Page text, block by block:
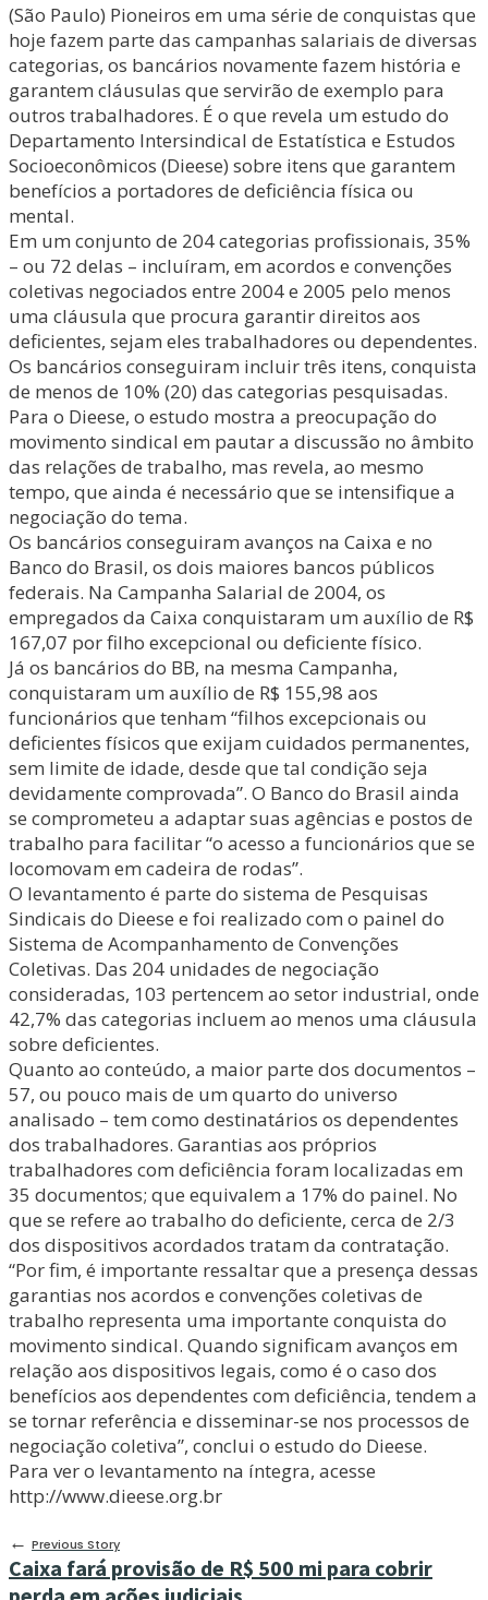
(São Paulo) Pioneiros em uma série de conquistas que
hoje fazem parte das campanhas salariais de diversas
categorias, os bancários novamente fazem história e
garantem cláusulas que servirão de exemplo para
outros trabalhadores. É o que revela um estudo do
Departamento Intersindical de Estatística e Estudos
Socioeconômicos (Dieese) sobre itens que garantem
benefícios a portadores de deficiência física ou
mental.
Em um conjunto de 204 categorias profissionais, 35%
– ou 72 delas – incluíram, em acordos e convenções
coletivas negociados entre 2004 e 2005 pelo menos
uma cláusula que procura garantir direitos aos
deficientes, sejam eles trabalhadores ou dependentes.
Os bancários conseguiram incluir três itens, conquista
de menos de 10% (20) das categorias pesquisadas.
Para o Dieese, o estudo mostra a preocupação do
movimento sindical em pautar a discussão no âmbito
das relações de trabalho, mas revela, ao mesmo
tempo, que ainda é necessário que se intensifique a
negociação do tema.
Os bancários conseguiram avanços na Caixa e no
Banco do Brasil, os dois maiores bancos públicos
federais. Na Campanha Salarial de 2004, os
empregados da Caixa conquistaram um auxílio de R$
167,07 por filho excepcional ou deficiente físico.
Já os bancários do BB, na mesma Campanha,
conquistaram um auxílio de R$ 155,98 aos
funcionários que tenham “filhos excepcionais ou
deficientes físicos que exijam cuidados permanentes,
sem limite de idade, desde que tal condição seja
devidamente comprovada”. O Banco do Brasil ainda
se comprometeu a adaptar suas agências e postos de
trabalho para facilitar “o acesso a funcionários que se
locomovam em cadeira de rodas”.
O levantamento é parte do sistema de Pesquisas
Sindicais do Dieese e foi realizado com o painel do
Sistema de Acompanhamento de Convenções
Coletivas. Das 204 unidades de negociação
consideradas, 103 pertencem ao setor industrial, onde
42,7% das categorias incluem ao menos uma cláusula
sobre deficientes.
Quanto ao conteúdo, a maior parte dos documentos –
57, ou pouco mais de um quarto do universo
analisado – tem como destinatários os dependentes
dos trabalhadores. Garantias aos próprios
trabalhadores com deficiência foram localizadas em
35 documentos; que equivalem a 17% do painel. No
que se refere ao trabalho do deficiente, cerca de 2/3
dos dispositivos acordados tratam da contratação.
“Por fim, é importante ressaltar que a presença dessas
garantias nos acordos e convenções coletivas de
trabalho representa uma importante conquista do
movimento sindical. Quando significam avanços em
relação aos dispositivos legais, como é o caso dos
benefícios aos dependentes com deficiência, tendem a
se tornar referência e disseminar-se nos processos de
negociação coletiva”, conclui o estudo do Dieese.
Para ver o levantamento na íntegra, acesse
http://www.dieese.org.br
← Previous Story
Caixa fará provisão de R$ 500 mi para cobrir